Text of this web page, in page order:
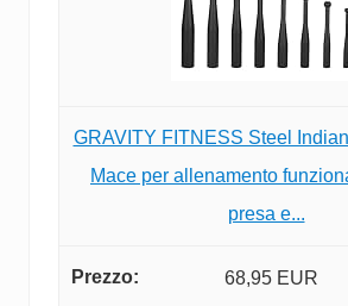
GRAVITY FITNESS Steel
Mace per allenamento
presa e...
68,95 EUR